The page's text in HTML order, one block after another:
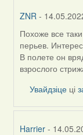
ZNR -
In
reply
to
by
Lighty
Похоже все
перьев.
В полете он
взрослого
Увайдзіце ці
Harrier -